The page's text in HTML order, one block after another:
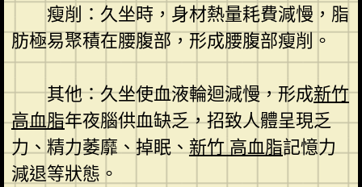
瘦削：久坐時，身材熱量耗費減慢，脂
肪極易聚積在腰腹部，形成腰腹部瘦削。
其他：久坐使血液輪迴減慢，形成新竹
高血脂年夜腦供血缺乏，招致人體呈現乏
力、精力萎靡、掉眠、新竹 高血脂記憶力
減退等狀態。